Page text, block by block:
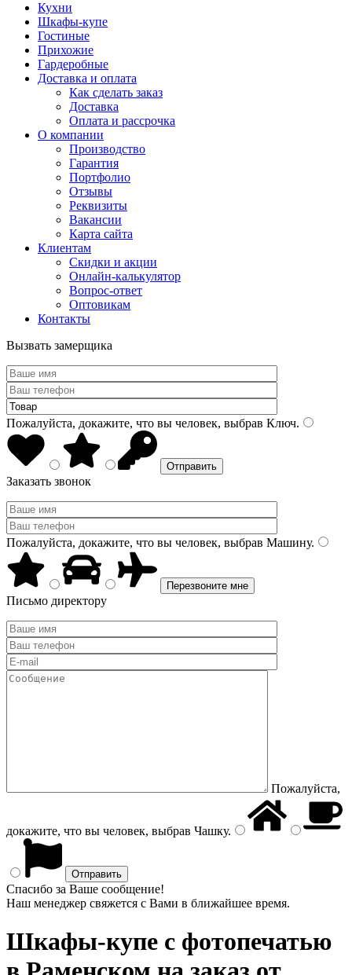
Кухни
Шкафы-купе
Гостиные
Прихожие
Гардеробные
Доставка и оплата
Как сделать заказ
Доставка
Оплата и рассрочка
О компании
Производство
Гарантия
Портфолио
Отзывы
Реквизиты
Вакансии
Карта сайта
Клиентам
Скидки и акции
Онлайн-калькулятор
Вопрос-ответ
Оптовикам
Контакты
Вызвать замерщика
Пожалуйста, докажите, что вы человек, выбрав Ключ.
Заказать звонок
Пожалуйста, докажите, что вы человек, выбрав Машину.
Письмо директору
Пожалуйста,
докажите, что вы человек, выбрав Чашку.
Спасибо за Ваше сообщение!
Наш менеджер свяжется с Вами в ближайшее время.
Шкафы-купе с фотопечатью